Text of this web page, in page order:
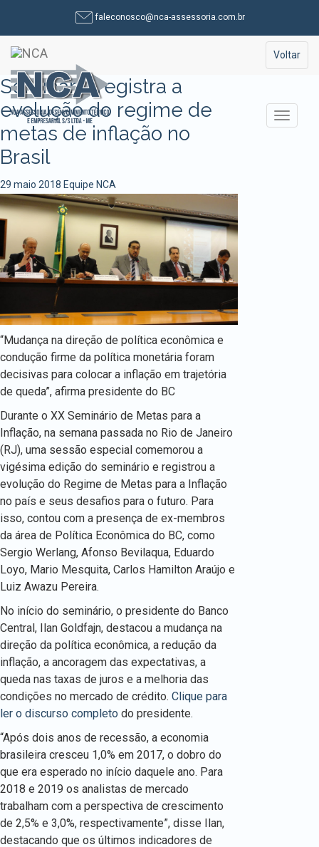
para
o
conteúdo
faleconosco@nca-assessoria.com.br
Toggle
Voltar
Seminário registra a
evolução do regime de
metas de inflação no
Brasil
29 maio 2018 Equipe NCA
“Mudança na direção de política econômica e
condução firme da política monetária foram
decisivas para colocar a inflação em trajetória
de queda”, afirma presidente do BC
Durante o XX Seminário de Metas para a
Inflação, na semana passada no Rio de Janeiro
(RJ), uma sessão especial comemorou a
vigésima edição do seminário e registrou a
evolução do Regime de Metas para a Inflação
no país e seus desafios para o futuro. Para
isso, contou com a presença de ex-membros
da área de Política Econômica do BC, como
Sergio Werlang, Afonso Bevilaqua, Eduardo
Loyo, Mario Mesquita, Carlos Hamilton Araújo e
Luiz Awazu Pereira.
No início do seminário, o presidente do Banco
Central, Ilan Goldfajn, destacou a mudança na
direção da política econômica, a redução da
inflação, a ancoragem das expectativas, a
queda nas taxas de juros e a melhoria das
condições no mercado de crédito. Clique para
ler o discurso completo do presidente.
“Após dois anos de recessão, a economia
brasileira cresceu 1,0% em 2017, o dobro do
que era esperado no início daquele ano. Para
2018 e 2019 os analistas de mercado
trabalham com a perspectiva de crescimento
de 2,5% e 3,0%, respectivamente”, disse Ilan,
destacando que os últimos indicadores de